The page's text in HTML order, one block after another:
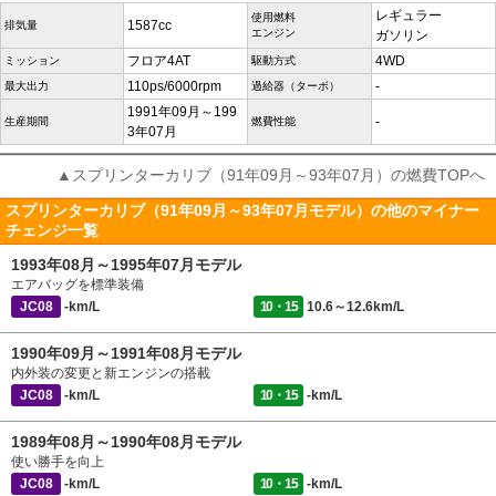
排気量 1587cc
使用燃料
エンジン
レギュラー
ガソリン
ミッション フロア4AT 駆動方式 4WD
最大出力 110ps/6000rpm 過給器（ターボ） -
生産期間
1991年09月～199
3年07月
燃費性能 -
▲スプリンターカリブ（91年09月～93年07月）の燃費TOPへ
スプリンターカリブ（91年09月～93年07月モデル）の他のマイナー
チェンジ一覧
1993年08月～1995年07月モデル
エアバッグを標準装備
JC08
-km/L 10・15 10.6～12.6km/L
1990年09月～1991年08月モデル
内外装の変更と新エンジンの搭載
JC08
-km/L 10・15 -km/L
1989年08月～1990年08月モデル
使い勝手を向上
JC08
-km/L 10・15 -km/L